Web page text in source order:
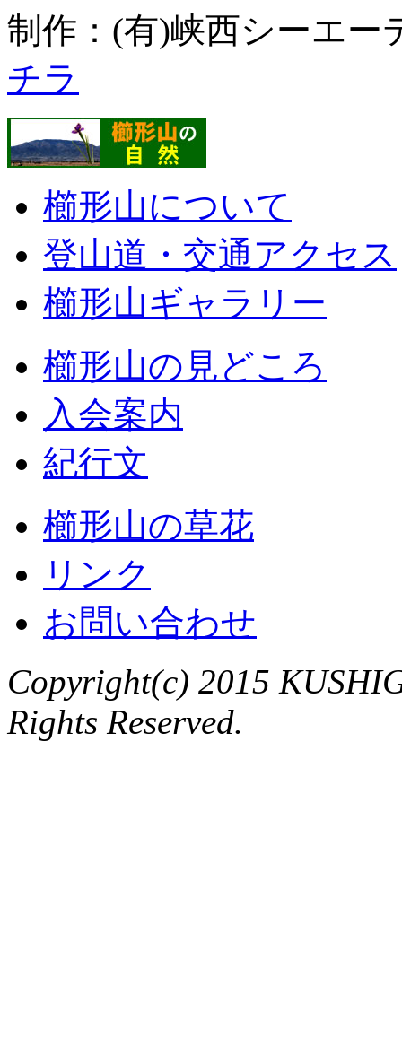
制作：(有)峡西シーエ
チラ
櫛形山について
登山道・交通アクセス
櫛形山ギャラリー
櫛形山の見どころ
入会案内
紀行文
櫛形山の草花
リンク
お問い合わせ
Copyright(c) 2015
Rights Reserved.